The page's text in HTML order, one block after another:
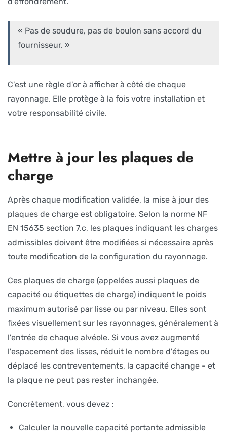
« Pas de soudure, pas de boulon sans accord du
fournisseur. »
C'est une règle d'or à afficher à côté de chaque
rayonnage. Elle protège à la fois votre installation et
votre responsabilité civile.
Mettre à jour les plaques de
charge
Après chaque modification validée, la mise à jour des
plaques de charge est obligatoire. Selon la norme NF
EN 15635 section 7.c, les plaques indiquant les charges
admissibles doivent être modifiées si nécessaire après
toute modification de la configuration du rayonnage.
Ces plaques de charge (appelées aussi plaques de
capacité ou étiquettes de charge) indiquent le poids
maximum autorisé par lisse ou par niveau. Elles sont
fixées visuellement sur les rayonnages, généralement à
l'entrée de chaque alvéole. Si vous avez augmenté
l'espacement des lisses, réduit le nombre d'étages ou
déplacé les contreventements, la capacité change - et
la plaque ne peut pas rester inchangée.
Concrètement, vous devez :
Calculer la nouvelle capacité portante admissible